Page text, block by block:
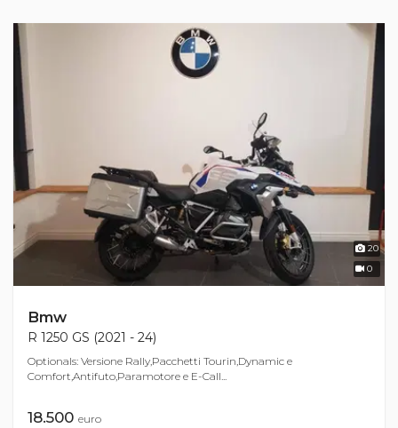
20
0
Bmw
R 1250 GS (2021 - 24)
Optionals: Versione Rally,Pacchetti Tourin,Dynamic e
Comfort,Antifuto,Paramotore e E-Call...
18.500 euro